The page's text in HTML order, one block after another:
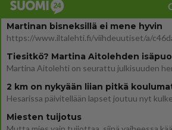
Martinan bisneksillä ei mene hyvin
2 km on nykyään liian pitkä
Miesten tuijotus